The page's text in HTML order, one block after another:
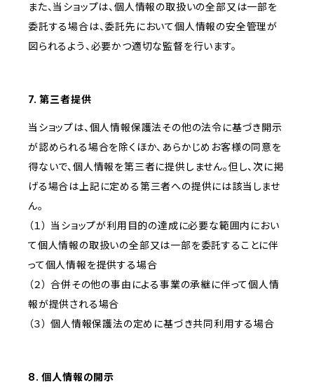
また、当ショップは、個人情報の取扱いの全部又は一部を
委託する場合は、委託先において個人情報の安全管理が
図られるよう、必要かつ適切な監督を行います。
7. 第三者提供
当ショップは、個人情報保護法その他の法令に基づき開示
が認められる場合を除くほか、あらかじめお客様の同意を
得ないで、個人情報を第三者に提供しません。但し、次に掲
げる場合は上記に定める第三者への提供には該当しませ
ん。
（１） 当ショップが利用目的の達成に必要な範囲内におい
て個人情報の取扱いの全部又は一部を委託することに伴
って個人情報を提供する場合
（２） 合併その他の事由による事業の承継に伴って個人情
報が提供される場合
（３） 個人情報保護法の定めに基づき共同利用する場合
8. 個人情報の開示